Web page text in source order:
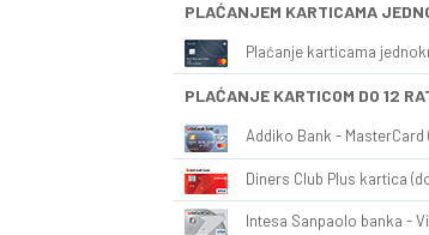
PLAĆANJEM KARTICAMA
Plaćanje karticama
PLAĆANJE KARTICOM DO 12
Addiko Bank - MasterCard
Diners Club Plus kartica
Intesa Sanpaolo banka -